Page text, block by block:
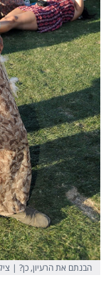
הבנתם את הרעיון, כן? |